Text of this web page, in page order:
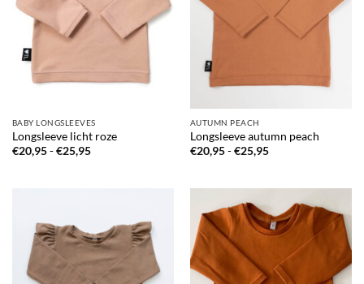
BABY LONGSLEEVES
Longsleeve licht roze
€20,95 - €25,95Prijsklasse:
AUTUMN PEACH
Longsleeve autumn peach
€20,95 - €25,95Prijsklasse: